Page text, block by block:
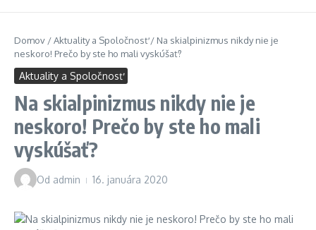
Domov /Aktuality a Spoločnosť/ Na skialpinizmus nikdy nie je
neskoro! Prečo by ste ho mali vyskúšať?
Aktuality a Spoločnosť
Na skialpinizmus nikdy nie je
neskoro! Prečo by ste ho mali
vyskúšať?
Od admin 16. januára 2020